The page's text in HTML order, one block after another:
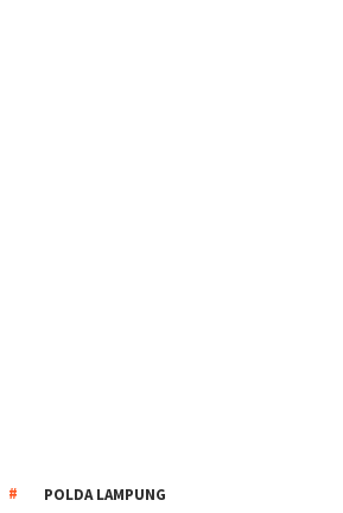
POLDA LAMPUNG